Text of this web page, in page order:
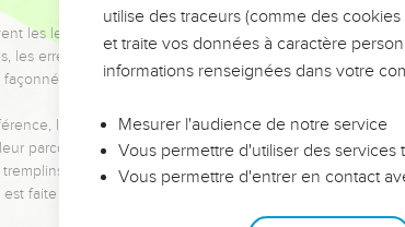
les leaders pour leurs réussites, leur impact, leur foi ou
les erreurs et les saisons difficiles qu'ils ont traversés, alors
leaders, entrepreneurs, et responsables reviennent
parcours et les clés pour avancer avec plus de sagesse
Que vous guidiez un ministère, une équipe, un
faite pour vous.
utilise des traceurs (comme des
et traite vos données à caractère
informations renseignées dans votre
Mesurer l'audience de notre service
Vous permettre d'utiliser des
Vous permettre d'entrer en contact